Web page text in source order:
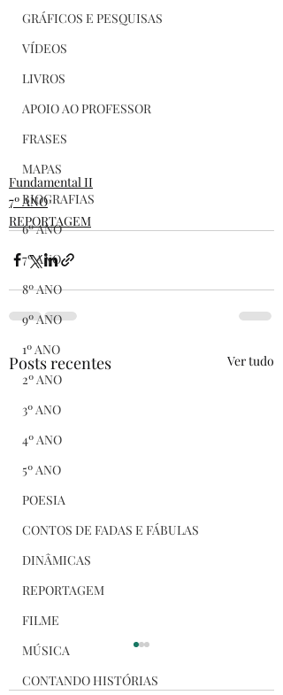
GRÁFICOS E PESQUISAS
VÍDEOS
LIVROS
APOIO AO PROFESSOR
FRASES
MAPAS
BIOGRAFIAS
6º ANO
7º ANO
8º ANO
9º ANO
1º ANO
2º ANO
3º ANO
4º ANO
5º ANO
POESIA
CONTOS DE FADAS E FÁBULAS
DINÂMICAS
REPORTAGEM
FILME
MÚSICA
CONTANDO HISTÓRIAS
Fundamental II
7º ANO
REPORTAGEM
Posts recentes Ver tudo